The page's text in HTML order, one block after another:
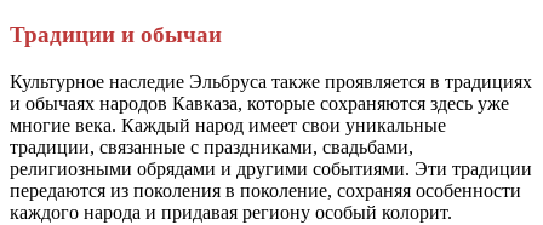
Традиции и обычаи
Культурное наследие Эльбруса также проявляется в традициях
и обычаях народов Кавказа, которые сохраняются здесь уже
многие века. Каждый народ имеет свои уникальные
традиции, связанные с праздниками, свадьбами,
религиозными обрядами и другими событиями. Эти традиции
передаются из поколения в поколение, сохраняя особенности
каждого народа и придавая региону особый колорит.